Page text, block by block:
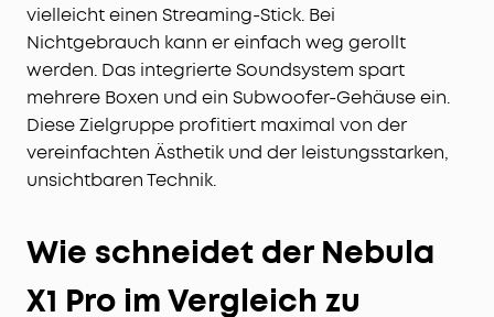
vielleicht einen Streaming-Stick. Bei
Nichtgebrauch kann er einfach weg gerollt
werden. Das integrierte Soundsystem spart
mehrere Boxen und ein Subwoofer-Gehäuse ein.
Diese Zielgruppe profitiert maximal von der
vereinfachten Ästhetik und der leistungsstarken,
unsichtbaren Technik.
Wie schneidet der Nebula
X1 Pro im Vergleich zu